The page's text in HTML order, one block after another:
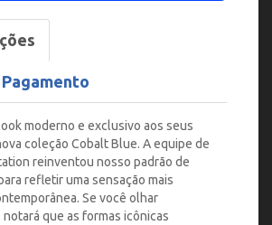
moderno e exclusivo aos seus
coleção Cobalt Blue. A equipe de
reinventou nosso padrão de
refletir uma sensação mais
Se você olhar
que as formas icônicas